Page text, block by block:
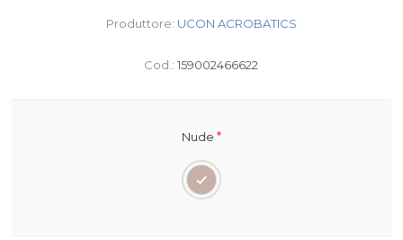
Produttore: UCON ACROBATICS
Cod.: 159002466622
Nude *